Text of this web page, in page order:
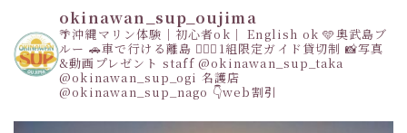
okinawan_sup_oujima
🌴沖縄マリン体験｜初心者ok｜ English ok 🩵奥武島ブ
ルー 🚗車で行ける離島 👩‍❤️‍👩1組限定ガイド貸切制 📸写真
&動画プレゼント staff@okinawan_sup_taka
@okinawan_sup_ogi 名護店
@okinawan_sup_nago 👇web割引